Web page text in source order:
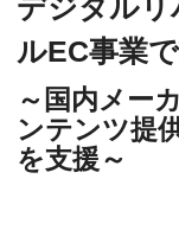
デジタルリ
ルEC事業
～国内メー
ンテンツ提
を支援～